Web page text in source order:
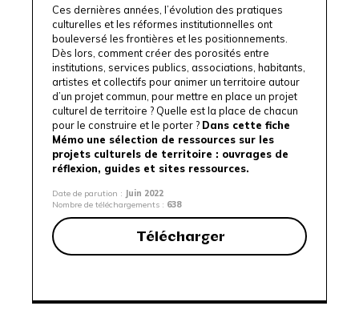
Ces dernières années, l’évolution des pratiques
culturelles et les réformes institutionnelles ont
bouleversé les frontières et les positionnements.
Dès lors, comment créer des porosités entre
institutions, services publics, associations, habitants,
artistes et collectifs pour animer un territoire autour
d’un projet commun, pour mettre en place un projet
culturel de territoire ? Quelle est la place de chacun
pour le construire et le porter ? Dans cette fiche
Mémo une sélection de ressources sur les
projets culturels de territoire : ouvrages de
réflexion, guides et sites ressources.
Date de parution : Juin 2022
Nombre de téléchargements : 638
Télécharger